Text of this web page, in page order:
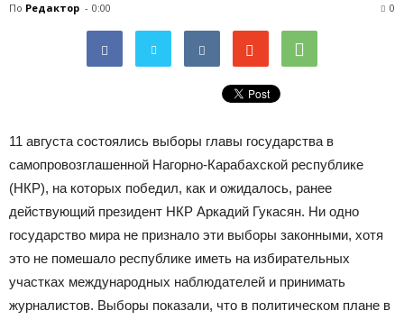
По Редактор - 0:00 0
11 августа состоялись выборы главы государства в
самопровозглашенной Нагорно-Карабахской республике
(НКР), на которых победил, как и ожидалось, ранее
действующий президент НКР Аркадий Гукасян. Ни одно
государство мира не признало эти выборы законными, хотя
это не помешало республике иметь на избирательных
участках международных наблюдателей и принимать
журналистов. Выборы показали, что в политическом плане в